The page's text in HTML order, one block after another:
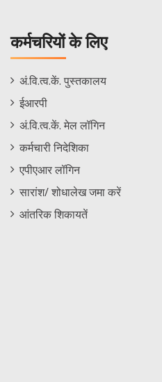
कर्मचरियों के लिए
Staff
Footer
Menu
अं.वि.त्व.कें. पुस्तकालय
ईआरपी
अं.वि.त्व.कें. मेल लॉगिन
कर्मचारी निदेशिका
एपीएआर लॉगिन
सारांश/ शोधालेख जमा करें
आंतरिक शिकायतें